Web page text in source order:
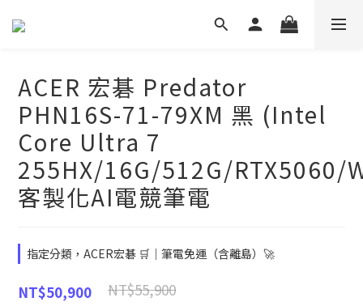
ACER 宏碁 Predator
PHN16S-71-79XM 黑 (Intel
Core Ultra 7
255HX/16G/512G/RTX5060/
客製化AI電競筆電
指定分類，ACER宏碁 🛒｜筆電免運（含離島）🚀
NT$55,900
NT$50,900